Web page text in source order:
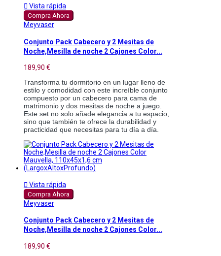
 Vista rápida
Compra Ahora
Meyvaser
Conjunto Pack Cabecero y 2 Mesitas de
Noche,Mesilla de noche 2 Cajones Color...
189,90 €
Transforma tu dormitorio en un lugar lleno de
estilo y comodidad con este increíble conjunto
compuesto por un cabecero para cama de
matrimonio y dos mesitas de noche a juego.
Este set no solo añade elegancia a tu espacio,
sino que también te ofrece la durabilidad y
practicidad que necesitas para tu día a día.
 Vista rápida
Compra Ahora
Meyvaser
Conjunto Pack Cabecero y 2 Mesitas de
Noche,Mesilla de noche 2 Cajones Color...
189,90 €